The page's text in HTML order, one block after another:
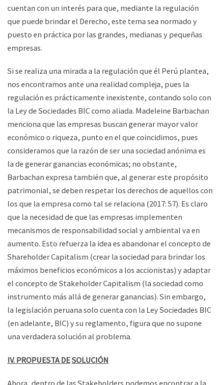
cuentan con un interés para que, mediante la regulación
que puede brindar el Derecho, este tema sea normado y
puesto en práctica por las grandes, medianas y pequeñas
empresas.
Si se realiza una mirada a la regulación que él Perú plantea,
nos encontramos ante una realidad compleja, pues la
regulación es prácticamente inexistente, contando solo con
la Ley de Sociedades BIC como aliada. Madeleine Barbachan
menciona que las empresas buscan generar mayor valor
económico o riqueza, punto en el que coincidimos, pues
consideramos que la razón de ser una sociedad anónima es
la de generar ganancias económicas; no obstante,
Barbachan expresa también que, al generar este propósito
patrimonial, se deben respetar los derechos de aquellos con
los que la empresa como tal se relaciona (2017: 57). Es claro
que la necesidad de que las empresas implementen
mecanismos de responsabilidad social y ambiental va en
aumento. Esto refuerza la idea es abandonar el concepto de
Shareholder Capitalism (crear la sociedad para brindar los
máximos beneficios económicos a los accionistas) y adaptar
el concepto de Stakeholder Capitalism (la sociedad como
instrumento más allá de generar ganancias). Sin embargo,
la legislación peruana solo cuenta con la Ley Sociedades BIC
(en adelante, BIC) y su reglamento, figura que no supone
una verdadera solución al problema.
IV. PROPUESTA DESOLUCIÓN